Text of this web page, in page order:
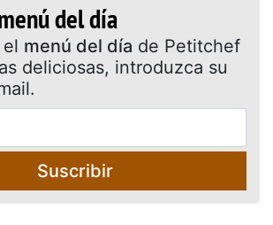
del día
menú del día de Petitchef
deliciosas, introduzca su
Suscribir